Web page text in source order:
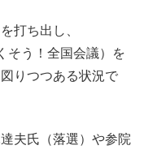
打ち出し、
そう！全国会議）を
りつつある状況で
夫氏（落選）や参院